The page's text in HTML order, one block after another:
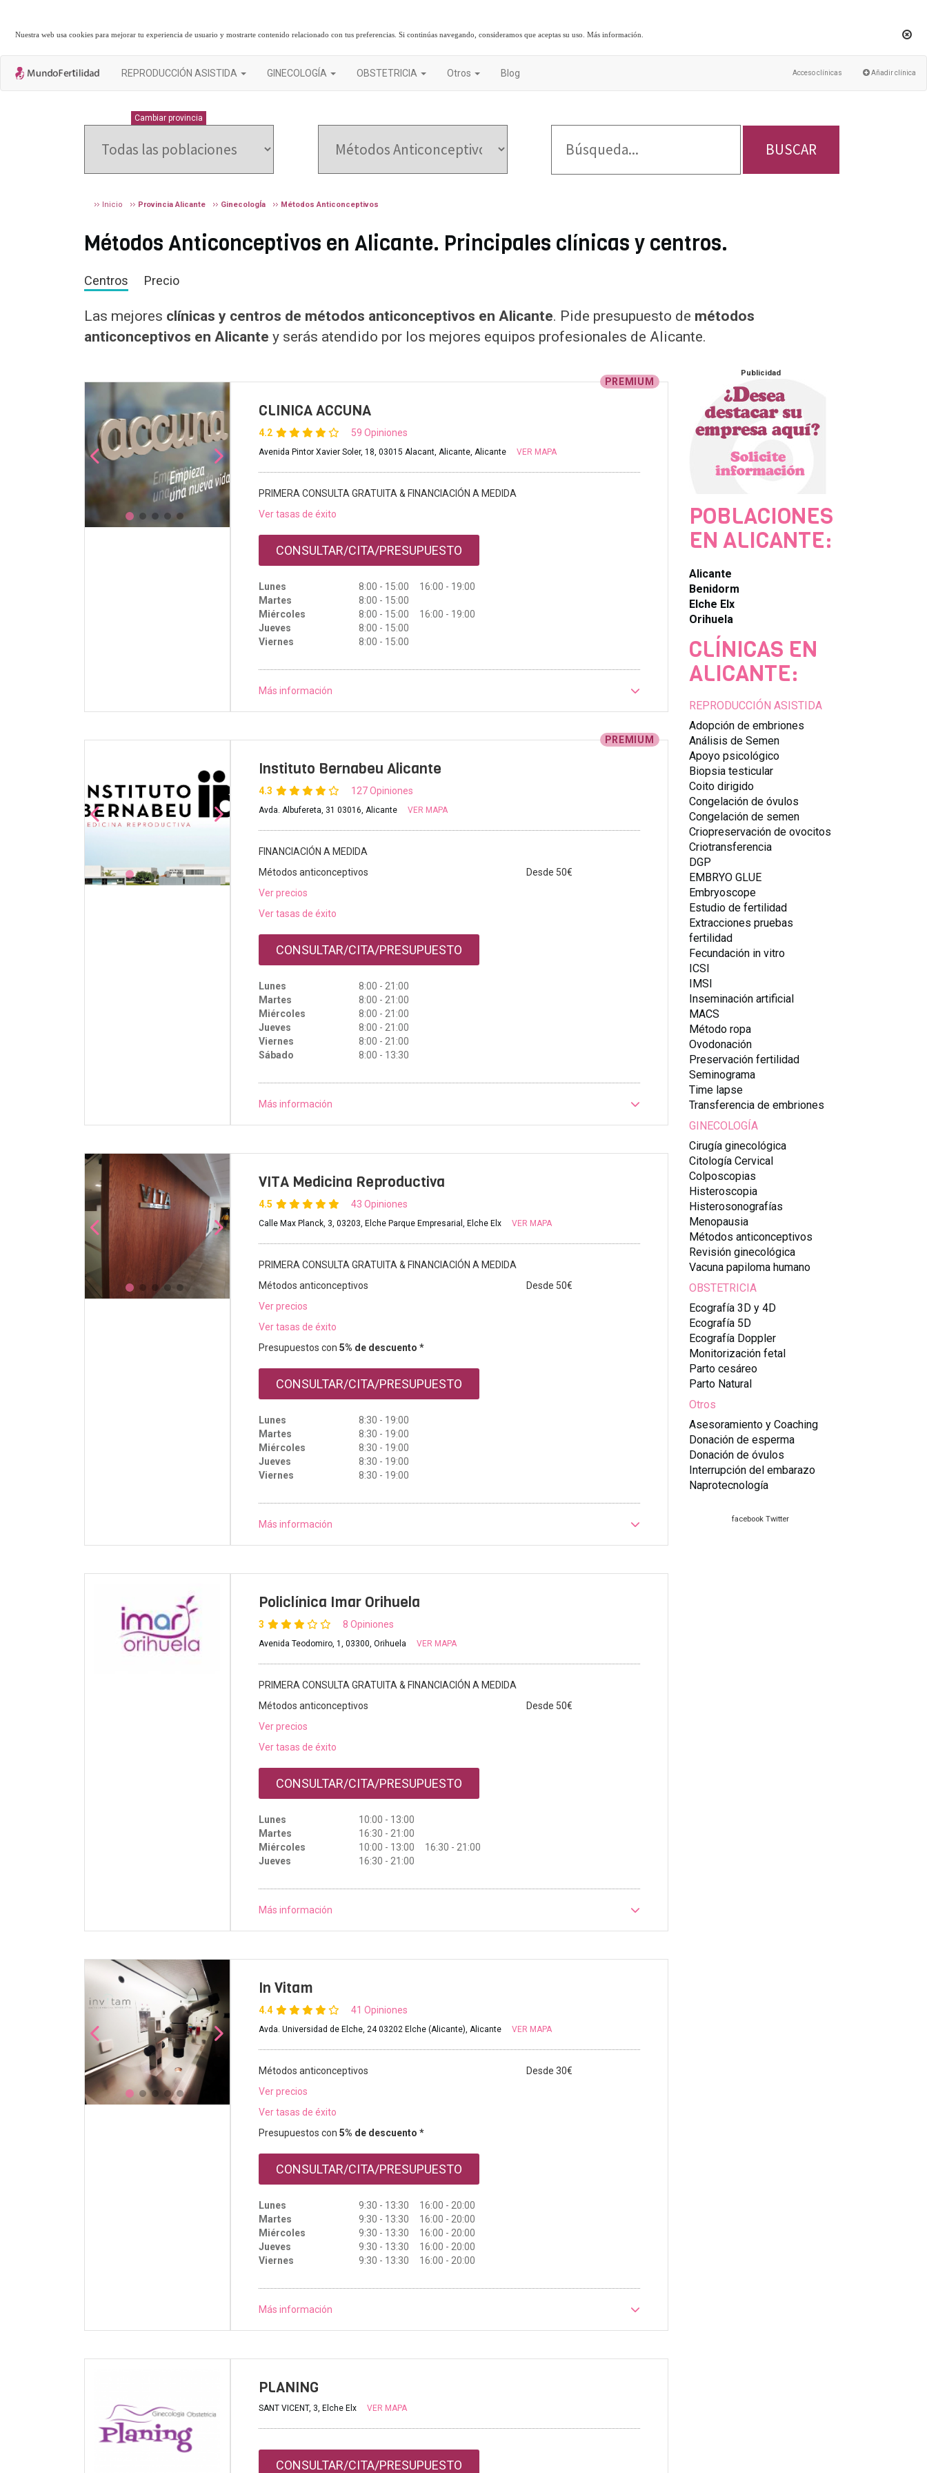
Nuestra web usa cookies para mejorar tu experiencia de usuario y mostrarte contenido relacionado con tus preferencias. Si continúas navegando, consideramos que aceptas su uso.Más información
REPRODUCCIÓN ASISTIDA GINECOLOGÍA OBSTETRICIA Otros Blog Acceso clínicas Añadir clínica
Cambiar provincia
BUSCAR
Inicio Provincia Alicante GinecologÍa Métodos Anticonceptivos
Métodos Anticonceptivos en Alicante. Principales clínicas y centros.
Centros Precio
Las mejores clínicas y centros de métodos anticonceptivos en Alicante. Pide presupuesto de métodos
anticonceptivos en Alicante y serás atendido por los mejores equipos profesionales de Alicante.
PREMIUM
CLINICA ACCUNA
4.2 59 Opiniones
Avenida Pintor Xavier Soler, 18, 03015 Alacant, Alicante, Alicante VER MAPA
PRIMERA CONSULTA GRATUITA & FINANCIACIÓN A MEDIDA
Ver tasas de éxito
CONSULTAR/CITA/PRESUPUESTO
Lunes
8:00 - 15:00 16:00 - 19:00
Martes
8:00 - 15:00
Miércoles
8:00 - 15:00 16:00 - 19:00
Jueves
8:00 - 15:00
Viernes
8:00 - 15:00
Más información
PREMIUM
Instituto Bernabeu Alicante
4.3 127 Opiniones
Avda. Albufereta, 31 03016, Alicante VER MAPA
FINANCIACIÓN A MEDIDA
Métodos anticonceptivos
Desde 50€
Ver precios
Ver tasas de éxito
CONSULTAR/CITA/PRESUPUESTO
Lunes
8:00 - 21:00
Martes
8:00 - 21:00
Miércoles
8:00 - 21:00
Jueves
8:00 - 21:00
Viernes
8:00 - 21:00
Sábado
8:00 - 13:30
Más información
VITA Medicina Reproductiva
4.5 43 Opiniones
Calle Max Planck, 3, 03203, Elche Parque Empresarial, Elche Elx VER MAPA
PRIMERA CONSULTA GRATUITA & FINANCIACIÓN A MEDIDA
Métodos anticonceptivos
Desde 50€
Ver precios
Ver tasas de éxito
Presupuestos con 5% de descuento *
CONSULTAR/CITA/PRESUPUESTO
Lunes
8:30 - 19:00
Martes
8:30 - 19:00
Miércoles
8:30 - 19:00
Jueves
8:30 - 19:00
Viernes
8:30 - 19:00
Más información
Policlínica Imar Orihuela
3 8 Opiniones
Avenida Teodomiro, 1, 03300, Orihuela VER MAPA
PRIMERA CONSULTA GRATUITA & FINANCIACIÓN A MEDIDA
Métodos anticonceptivos
Desde 50€
Ver precios
Ver tasas de éxito
CONSULTAR/CITA/PRESUPUESTO
Lunes
10:00 - 13:00
Martes
16:30 - 21:00
Miércoles
10:00 - 13:00 16:30 - 21:00
Jueves
16:30 - 21:00
Más información
In Vitam
4.4 41 Opiniones
Avda. Universidad de Elche, 24 03202 Elche (Alicante), Alicante VER MAPA
Métodos anticonceptivos
Desde 30€
Ver precios
Ver tasas de éxito
Presupuestos con 5% de descuento *
CONSULTAR/CITA/PRESUPUESTO
Lunes
9:30 - 13:30 16:00 - 20:00
Martes
9:30 - 13:30 16:00 - 20:00
Miércoles
9:30 - 13:30 16:00 - 20:00
Jueves
9:30 - 13:30 16:00 - 20:00
Viernes
9:30 - 13:30 16:00 - 20:00
Más información
PLANING
SANT VICENT, 3, Elche Elx VER MAPA
CONSULTAR/CITA/PRESUPUESTO
Publicidad
POBLACIONES
EN ALICANTE:
Alicante
Benidorm
Elche Elx
Orihuela
CLÍNICAS EN
ALICANTE:
REPRODUCCIÓN ASISTIDA
Adopción de embriones
Análisis de Semen
Apoyo psicológico
Biopsia testicular
Coito dirigido
Congelación de óvulos
Congelación de semen
Criopreservación de ovocitos
Criotransferencia
DGP
EMBRYO GLUE
Embryoscope
Estudio de fertilidad
Extracciones pruebas
fertilidad
Fecundación in vitro
ICSI
IMSI
Inseminación artificial
MACS
Método ropa
Ovodonación
Preservación fertilidad
Seminograma
Time lapse
Transferencia de embriones
GINECOLOGÍA
Cirugía ginecológica
Citología Cervical
Colposcopias
Histeroscopia
Histerosonografías
Menopausia
Métodos anticonceptivos
Revisión ginecológica
Vacuna papiloma humano
OBSTETRICIA
Ecografía 3D y 4D
Ecografía 5D
Ecografía Doppler
Monitorización fetal
Parto cesáreo
Parto Natural
Otros
Asesoramiento y Coaching
Donación de esperma
Donación de óvulos
Interrupción del embarazo
Naprotecnología
facebook Twitter